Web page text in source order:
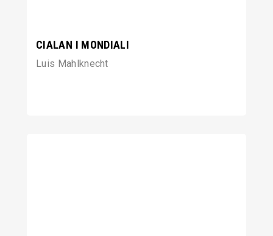
CIALAN I MONDIALI
Luis Mahlknecht